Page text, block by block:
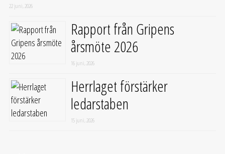
22 juni, 2026
Rapport från Gripens
årsmöte 2026
16 juni, 2026
Herrlaget förstärker
ledarstaben
15 juni, 2026